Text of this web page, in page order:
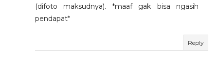
(difoto maksudnya). *maaf gak bisa ngasih
pendapat*
Reply